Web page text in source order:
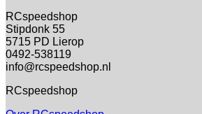
RCspeedshop
Stipdonk 55
5715 PD Lierop
0492-538119
info@rcspeedshop.nl
RCspeedshop